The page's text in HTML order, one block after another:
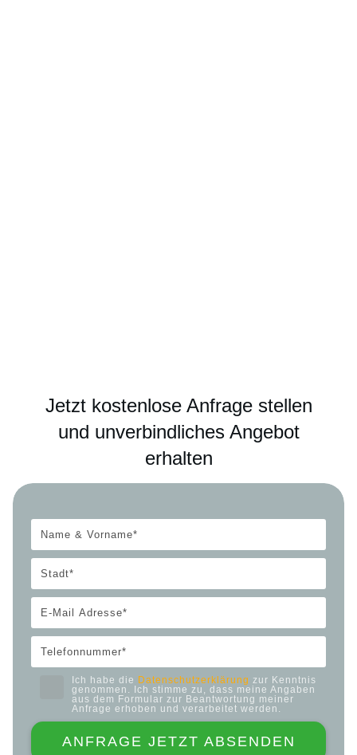
Jetzt kostenlose Anfrage stellen
und unverbindliches Angebot
erhalten
Ich habe die Datenschutzerklärung zur Kenntnis
genommen. Ich stimme zu, dass meine Angaben
aus dem Formular zur Beantwortung meiner
Anfrage erhoben und verarbeitet werden.
ANFRAGE JETZT ABSENDEN